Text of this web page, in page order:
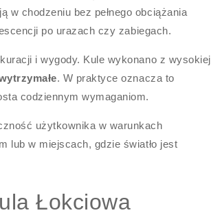
w chodzeniu bez pełnego obciążania
po urazach czy zabiegach.
i wygody. Kule wykonano z wysokiej
. W praktyce oznacza to
codziennym wymaganiom.
użytkownika w warunkach
lub w miejscach, gdzie światło jest
Łokciowa